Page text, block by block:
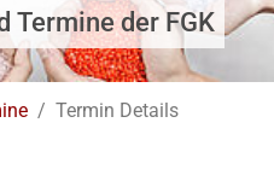
Termine der FGK
Termin Details